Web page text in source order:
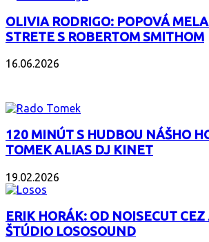
OLIVIA RODRIGO: POPOVÁ
STRETE S ROBERTOM SMITHOM
16.06.2026
120 MINÚT S HUDBOU NÁŠHO
TOMEK ALIAS DJ KINET
19.02.2026
ERIK HORÁK: OD NOISECUT
ŠTÚDIO LOSOSOUND